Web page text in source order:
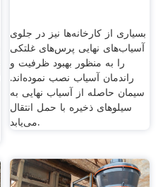
بسیاری از کارخانه‌ها نیز در جلوی
آسیاب‌های نهایی پرس‌های غلتکی
را به منظور بهبود ظرفیت و
راندمان آسیاب نصب نموده‌اند.
سیمان حاصله از آسیاب نهایی به
سیلوهای ذخیره با حمل انتقال
می‌یابد.